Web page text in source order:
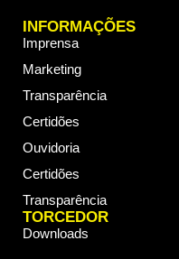
INFORMAÇÕES
Imprensa
Marketing
Transparência
Certidões
Ouvidoria
Certidões
Transparência
TORCEDOR
Downloads